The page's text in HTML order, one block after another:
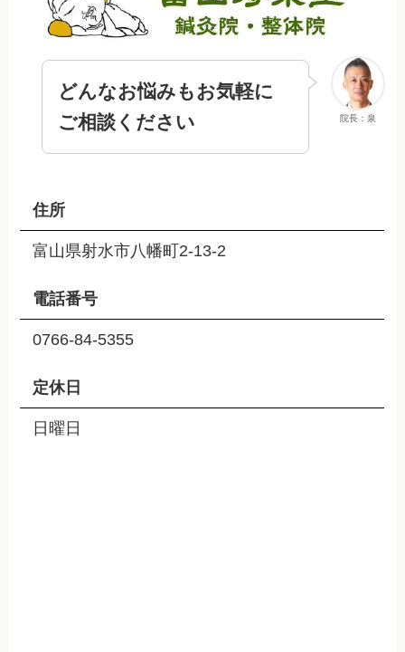
院長：泉
どんなお悩みもお気軽に
ご相談ください
住所
富山県射水市八幡町2-13-2
電話番号
0766-84-5355
定休日
日曜日